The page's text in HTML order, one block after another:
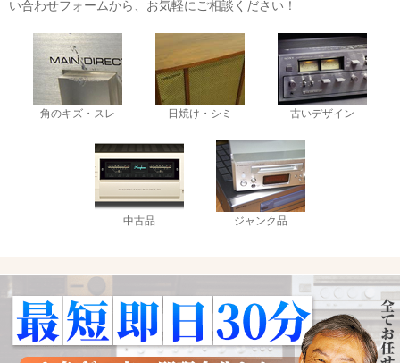
い合わせフォームから、お気軽にご相談ください！
角のキズ・スレ 日焼け・シミ 古いデザイン
中古品 ジャンク品